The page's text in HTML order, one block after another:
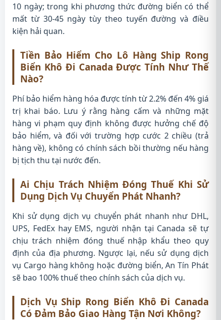
10 ngày; trong khi phương thức đường biển có thể
mất từ 30-45 ngày tùy theo tuyến đường và điều
kiện hải quan.
Tiền Bảo Hiểm Cho Lô Hàng Ship Rong
Biển Khô Đi Canada Được Tính Như Thế
Nào?
Phí bảo hiểm hàng hóa được tính từ 2.2% đến 4% giá
trị khai báo. Lưu ý rằng hàng cấm và những mặt
hàng vi phạm quy định không được hưởng chế độ
bảo hiểm, và đối với trường hợp cước 2 chiều (trả
hàng về), không có chính sách bồi thường nếu hàng
bị tịch thu tại nước đến.
Ai Chịu Trách Nhiệm Đóng Thuế Khi Sử
Dụng Dịch Vụ Chuyển Phát Nhanh?
Khi sử dụng dịch vụ chuyển phát nhanh như DHL,
UPS, FedEx hay EMS, người nhận tại Canada sẽ tự
chịu trách nhiệm đóng thuế nhập khẩu theo quy
định của địa phương. Ngược lại, nếu sử dụng dịch
vụ Cargo hàng không hoặc đường biển, An Tín Phát
sẽ bao 100% thuế theo chính sách của dịch vụ.
Dịch Vụ Ship Rong Biển Khô Đi Canada
Có Đảm Bảo Giao Hàng Tận Nơi Không?